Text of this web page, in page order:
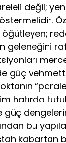
değil;
öğütleyen;
geleneğini
güç
hatırda
güç
bu
kabartan